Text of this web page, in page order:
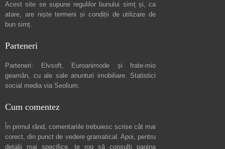
Acest site se supune regulilor bunului simț și, ca
atare, are niștetermeni și condiții de utilizare de
bun simț.
Parteneri
Parteneri: Elvsoft, Euroanimode și frate-mio
geamăn, cu ale sale anunturi imobiliare. Statistici
social media via Seolium.
Cum comentez
În primul rând, comentariile trebuiesc scrise cât mai
corect, din punct de vedere gramatical. Apoi, pentru
detalii mai specifice, te rog să consulți pagina